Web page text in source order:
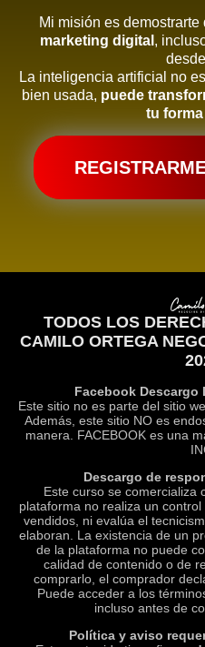
Mi misión es demostrarte
marketing digital ,
La inteligencia artificial no
bien usada, puede
tu
TODOS LOS
CAMILO ORTEGA
Facebook Descargo
Este sitio no es parte del sitio
Además, este sitio NO es
manera. FACEBOOK es una
Descargo de
Este curso se comercializa
plataforma no realiza un
vendidos, ni evalúa el
elaboran. La existencia de un
de la plataforma no puede
calidad de contenido o de
comprarlo, el comprador
Puede acceder a los
incluso antes de
Política y aviso